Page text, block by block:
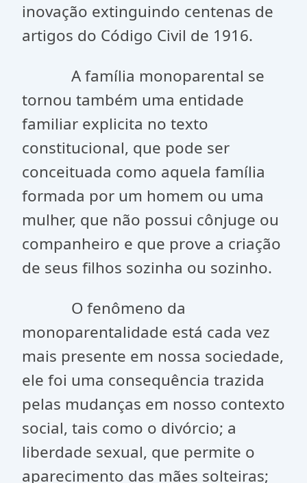
inovação extinguindo centenas de
artigos do Código Civil de 1916.
A família monoparental se
tornou também uma entidade
familiar explicita no texto
constitucional, que pode ser
conceituada como aquela família
formada por um homem ou uma
mulher, que não possui cônjuge ou
companheiro e que prove a criação
de seus filhos sozinha ou sozinho.
O fenômeno da
monoparentalidade está cada vez
mais presente em nossa sociedade,
ele foi uma consequência trazida
pelas mudanças em nosso contexto
social, tais como o divórcio; a
liberdade sexual, que permite o
aparecimento das mães solteiras;